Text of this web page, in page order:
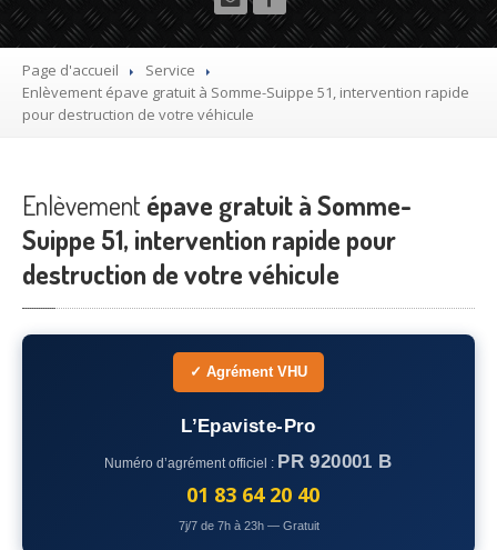
Utilitaire
Démolisseuragrée VHU gratuit
Mettre à la casse sa voiture
Recyclagevoiture usagée gratuit
Destructionde voiture agréé
Epaviste Gratuit
Rachatvoiture accidentée
– Seine-et-Marne
– Yvelines
Page d'accueil
Service
Enlèvement épave gratuit à Somme-Suippe 51, intervention rapide
pour destruction de votre véhicule
Enlèvement épave gratuit à Somme-
Suippe 51, intervention rapide pour
destruction de votre véhicule
✓ Agrément VHU
L’Epaviste-Pro
Numéro d’agrément officiel : PR 920001 B
01 83 64 20 40
7j/7 de 7h à 23h — Gratuit